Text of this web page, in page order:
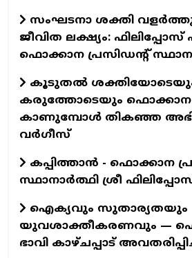
സംഘടനാ ശക്തി
ജീവിത ലക്ഷ്യം: ഫിലിപ്പോസ്
ഫൊക്കാന പ്രസിഡന്റ്
കൂടുതൽ
കരുത്തോടെയും ഫൊക്കാന
കാണുമ്പോൾ തികഞ്ഞ
വർഗീസ്
കപ്പിത്താൻ - ഫൊക്കാന
സ്ഥാനാർത്ഥി ശ്രീ ഫിലിപ്പോസ്
ഐക്യവും സുതാര്യതയും
യുവശാക്തീകരണവും —
ഭാവി കാഴ്ചപ്പാട് അവതരിപ്പിച്ച്